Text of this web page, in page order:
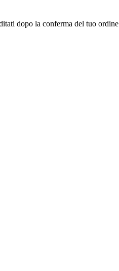
dopo la conferma del tuo ordine